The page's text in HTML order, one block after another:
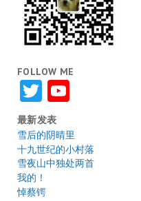
FOLLOW ME
TwitterYouTube
最新发表
雪后的阴晴里
十九世纪的小村落
雪夜山中独处两首
我的！
悼蔡锷